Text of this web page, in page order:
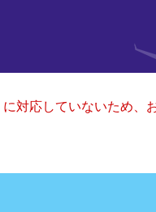
対応していないため、